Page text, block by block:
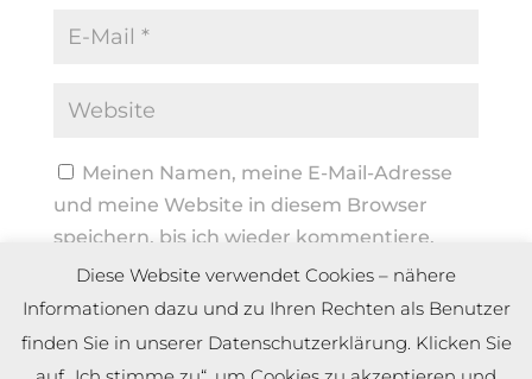
Meinen Namen, meine E-Mail-Adresse
und meine Website in diesem Browser
speichern, bis ich wieder kommentiere.
Diese Website verwendet Cookies – nähere
Informationen dazu und zu Ihren Rechten als Benutzer
finden Sie in unserer Datenschutzerklärung. Klicken Sie